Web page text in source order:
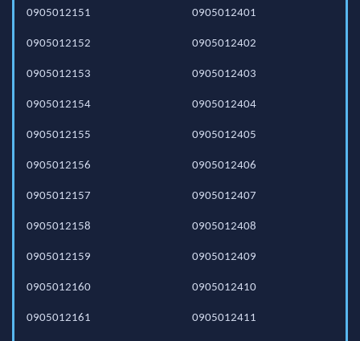
0905012151
0905012152
0905012153
0905012154
0905012155
0905012156
0905012157
0905012158
0905012159
0905012160
0905012161
0905012401
0905012402
0905012403
0905012404
0905012405
0905012406
0905012407
0905012408
0905012409
0905012410
0905012411